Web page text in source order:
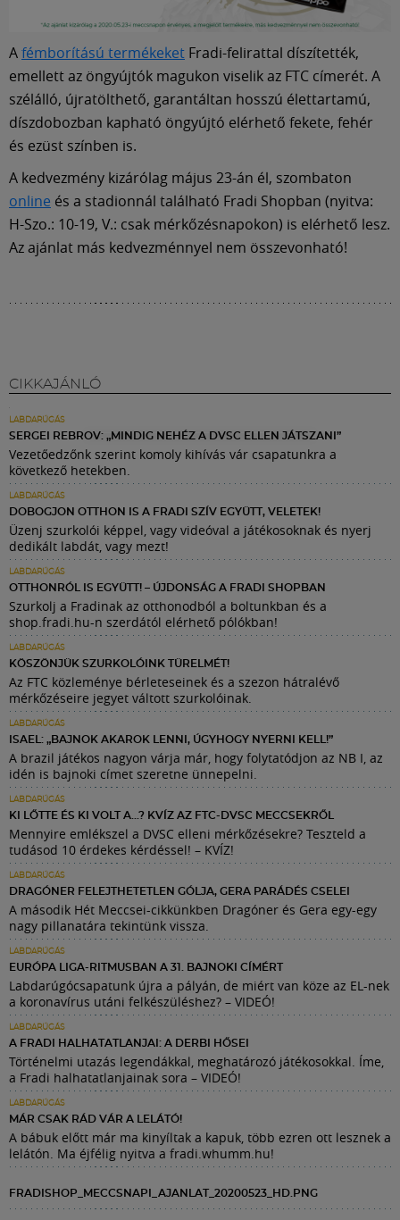
Afémborítású termékeket Fradi-felirattal díszítették,
emellett az öngyújtók magukon viselik az FTC címerét. A
szélálló, újratölthető, garantáltan hosszú élettartamú,
díszdobozban kapható öngyújtó elérhető fekete, fehér
és ezüst színben is.
A kedvezmény kizárólag május 23-án él, szombaton
online és a stadionnál található Fradi Shopban (nyitva:
H-Szo.: 10-19, V.: csak mérkőzésnapokon) is elérhető lesz.
Az ajánlat más kedvezménnyel nem összevonható!
CIKKAJÁNLÓ
LABDARÚGÁS
SERGEI REBROV: „MINDIG NEHÉZ A DVSC ELLEN JÁTSZANI”
Vezetőedzőnk szerint komoly kihívás vár csapatunkra a
következő hetekben.
LABDARÚGÁS
DOBOGJON OTTHON IS A FRADI SZÍV EGYÜTT, VELETEK!
Üzenj szurkolói képpel, vagy videóval a játékosoknak és nyerj
dedikált labdát, vagy mezt!
LABDARÚGÁS
OTTHONRÓL IS EGYÜTT! – ÚJDONSÁG A FRADI SHOPBAN
Szurkolj a Fradinak az otthonodból a boltunkban és a
shop.fradi.hu-n szerdától elérhető pólókban!
LABDARÚGÁS
KÖSZÖNJÜK SZURKOLÓINK TÜRELMÉT!
Az FTC közleménye bérleteseinek és a szezon hátralévő
mérkőzéseire jegyet váltott szurkolóinak.
LABDARÚGÁS
ISAEL: „BAJNOK AKAROK LENNI, ÚGYHOGY NYERNI KELL!”
A brazil játékos nagyon várja már, hogy folytatódjon az NB I, az
idén is bajnoki címet szeretne ünnepelni.
LABDARÚGÁS
KI LŐTTE ÉS KI VOLT A…? KVÍZ AZ FTC-DVSC MECCSEKRŐL
Mennyire emlékszel a DVSC elleni mérkőzésekre? Teszteld a
tudásod 10 érdekes kérdéssel! – KVÍZ!
LABDARÚGÁS
DRAGÓNER FELEJTHETETLEN GÓLJA, GERA PARÁDÉS CSELEI
A második Hét Meccsei-cikkünkben Dragóner és Gera egy-egy
nagy pillanatára tekintünk vissza.
LABDARÚGÁS
EURÓPA LIGA-RITMUSBAN A 31. BAJNOKI CÍMÉRT
Labdarúgócsapatunk újra a pályán, de miért van köze az EL-nek
a koronavírus utáni felkészüléshez? – VIDEÓ!
LABDARÚGÁS
A FRADI HALHATATLANJAI: A DERBI HŐSEI
Történelmi utazás legendákkal, meghatározó játékosokkal. Íme,
a Fradi halhatatlanjainak sora – VIDEÓ!
LABDARÚGÁS
MÁR CSAK RÁD VÁR A LELÁTÓ!
A bábuk előtt már ma kinyíltak a kapuk, több ezren ott lesznek a
lelátón. Ma éjfélig nyitva a fradi.whumm.hu!
FRADISHOP_MECCSNAPI_AJANLAT_20200523_HD.PNG